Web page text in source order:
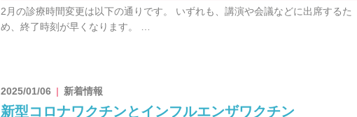
2月の診療時間変更は以下の通りです。 いずれも、講演や会議などに出席するた
め、終了時刻が早くなります。 …
2025/01/06 新着情報
新型コロナワクチンとインフルエンザワクチン